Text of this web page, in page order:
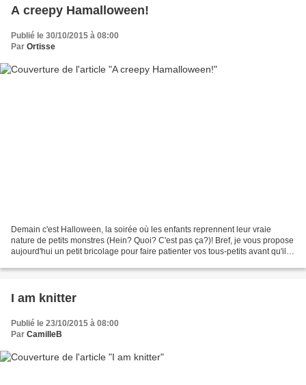
A creepy Hamalloween!
Publié le 30/10/2015 à 08:00
Par Ortisse
Demain c'est Halloween, la soirée où les enfants reprennent leur vraie
nature de petits monstres (Hein? Quoi? C'est pas ça?)! Bref, je vous propose
aujourd'hui un petit bricolage pour faire patienter vos tous-petits avant qu'ils
I am knitter
Publié le 23/10/2015 à 08:00
Par CamilleB